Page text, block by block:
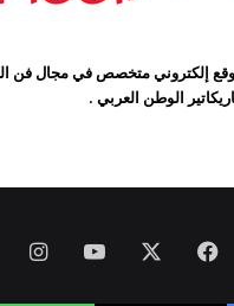
الوطن العربي .
فيسبوك ‫YouTube